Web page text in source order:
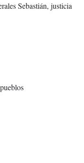
Sebastián, justicia